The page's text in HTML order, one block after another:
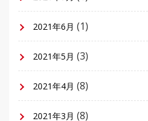
2021年6月 (1)
2021年5月 (3)
2021年4月 (8)
2021年3月 (8)